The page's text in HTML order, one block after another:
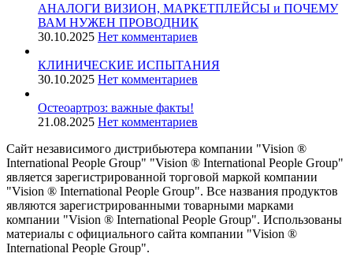
АНАЛОГИ ВИЗИОН, МАРКЕТПЛЕЙСЫ и ПОЧЕМУ
ВАМ НУЖЕН ПРОВОДНИК
30.10.2025 Нет комментариев
КЛИНИЧЕСКИЕ ИСПЫТАНИЯ
30.10.2025 Нет комментариев
️Остеоартроз: важные факты!
21.08.2025 Нет комментариев
Сайт независимого дистрибьютера компании "Vision ®
International People Group" "Vision ® International People Group"
является зарегистрированной торговой маркой компании
"Vision ® International People Group". Все названия продуктов
являются зарегистрированными товарными марками
компании "Vision ® International People Group". Использованы
материалы с официального сайта компании "Vision ®
International People Group".